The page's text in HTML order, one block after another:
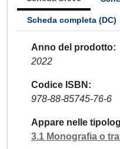
Scheda completa (DC)
Anno del prodotto
2022
Codice ISBN
978-88-85745-76-6
Appare nelle
3.1 Monografia o